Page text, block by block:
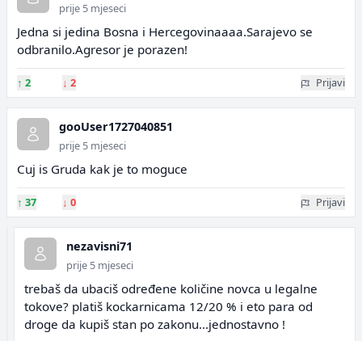
prije 5 mjeseci
Jedna si jedina Bosna i Hercegovinaaaa.Sarajevo se
odbranilo.Agresor je porazen!
↑ 2 ↓ 2 Prijavi
gooUser1727040851
prije 5 mjeseci
Cuj is Gruda kak je to moguce
↑ 37 ↓ 0 Prijavi
nezavisni71
prije 5 mjeseci
trebaš da ubaciš određene količine novca u legalne
tokove? platiš kockarnicama 12/20 % i eto para od
droge da kupiš stan po zakonu...jednostavno !